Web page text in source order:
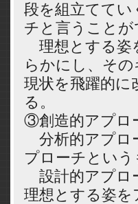
段を組立ててい
チと言うことが
理想とする姿
らかにし、そ
現状を飛躍的に
る。
③創造的アプロ
分析的アプロ
プローチという
設計的アプロ
理想とする姿